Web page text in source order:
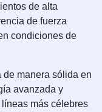
de alta
de fuerza
condiciones de
de manera sólida en
avanzada y
más célebres